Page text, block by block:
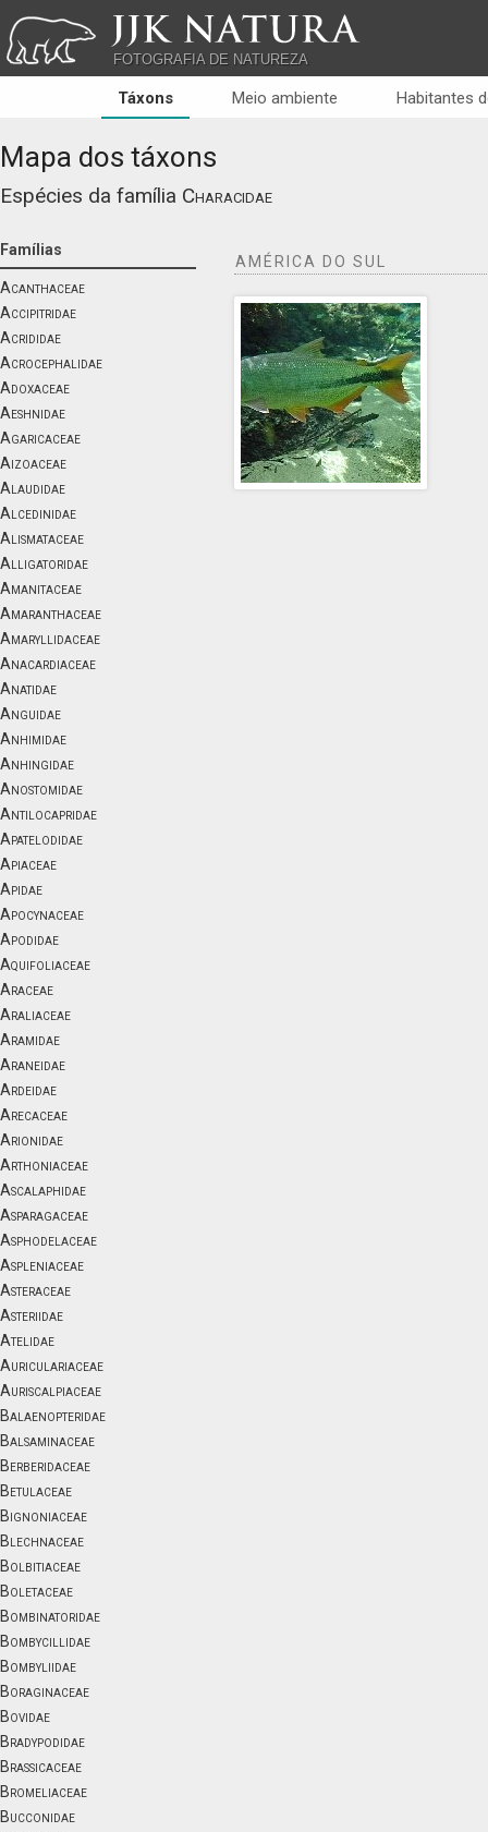
JJK NATURA
FOTOGRAFIA DE NATUREZA
Táxons Meio ambiente Habitantes
Mapa dos táxons
Espécies da família Characidae
Famílias
Acanthaceae
Accipitridae
Acrididae
Acrocephalidae
Adoxaceae
Aeshnidae
Agaricaceae
Aizoaceae
Alaudidae
Alcedinidae
Alismataceae
Alligatoridae
Amanitaceae
Amaranthaceae
Amaryllidaceae
Anacardiaceae
Anatidae
Anguidae
Anhimidae
Anhingidae
Anostomidae
Antilocapridae
Apatelodidae
Apiaceae
Apidae
Apocynaceae
Apodidae
Aquifoliaceae
Araceae
Araliaceae
Aramidae
Araneidae
Ardeidae
Arecaceae
Arionidae
Arthoniaceae
Ascalaphidae
Asparagaceae
Asphodelaceae
Aspleniaceae
Asteraceae
Asteriidae
Atelidae
Auriculariaceae
Auriscalpiaceae
Balaenopteridae
Balsaminaceae
Berberidaceae
Betulaceae
Bignoniaceae
Blechnaceae
Bolbitiaceae
Boletaceae
Bombinatoridae
Bombycillidae
Bombyliidae
Boraginaceae
Bovidae
Bradypodidae
Brassicaceae
Bromeliaceae
Bucconidae
AMÉRICA DO SUL